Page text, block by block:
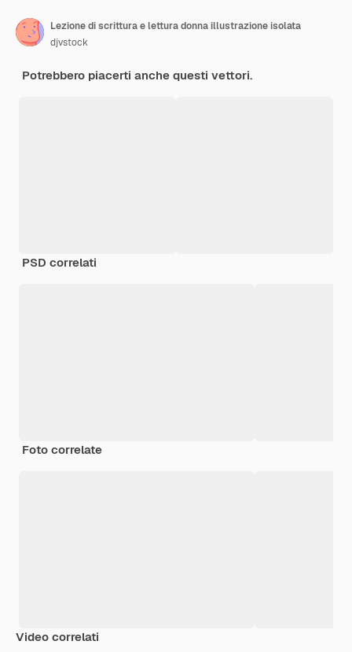
Lezione di scrittura e lettura donna illustrazione isolata
djvstock
Potrebbero piacerti anche questi vettori.
PSD correlati
Foto correlate
Video correlati